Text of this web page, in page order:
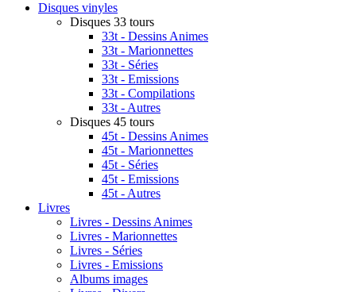
Disques vinyles
Disques 33 tours
33t - Dessins Animes
33t - Marionnettes
33t - Séries
33t - Emissions
33t - Compilations
33t - Autres
Disques 45 tours
45t - Dessins Animes
45t - Marionnettes
45t - Séries
45t - Emissions
45t - Autres
Livres
Livres - Dessins Animes
Livres - Marionnettes
Livres - Séries
Livres - Emissions
Albums images